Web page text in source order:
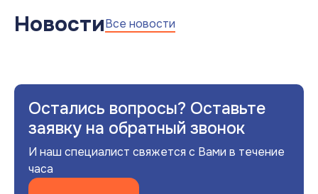
НовостиВсе новости
Остались вопросы? Оставьте
заявку на обратный звонок
И наш специалист свяжется с Вами в течение
часа